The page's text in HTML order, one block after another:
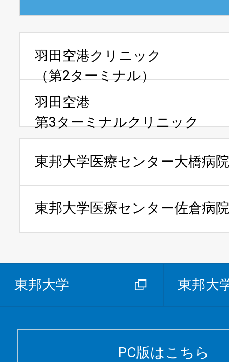
羽田空港クリニック
（第2ターミナル）
羽田空港
第3ターミナルクリニック
東邦大学医療センター大橋病
東邦大学医療センター佐倉病
東邦大学 東邦大
PC版はこちら